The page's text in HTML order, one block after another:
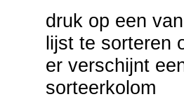
druk op een
lijst te sorteren
er verschijnt
sorteerkolom